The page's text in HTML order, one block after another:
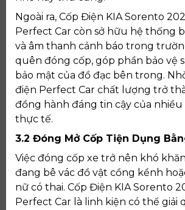
Ngoài ra, Cốp Điện KIA Sorento
Perfect Car còn sở hữu hệ thống
và âm thanh cảnh báo trong
quên đóng cốp, góp phần bảo vệ
bảo mật của đồ đạc bên trong.
điện Perfect Car chất lượng trở
đồng hành đáng tin cậy của
thực tế.
3.2 Đóng Mở Cốp Tiện Dụng
Việc đóng cốp xe trở nên khó
đang bê vác đồ vật cồng kềnh
nữ có thai. Cốp Điện KIA Sorento
Perfect Car là linh kiện có thể giải